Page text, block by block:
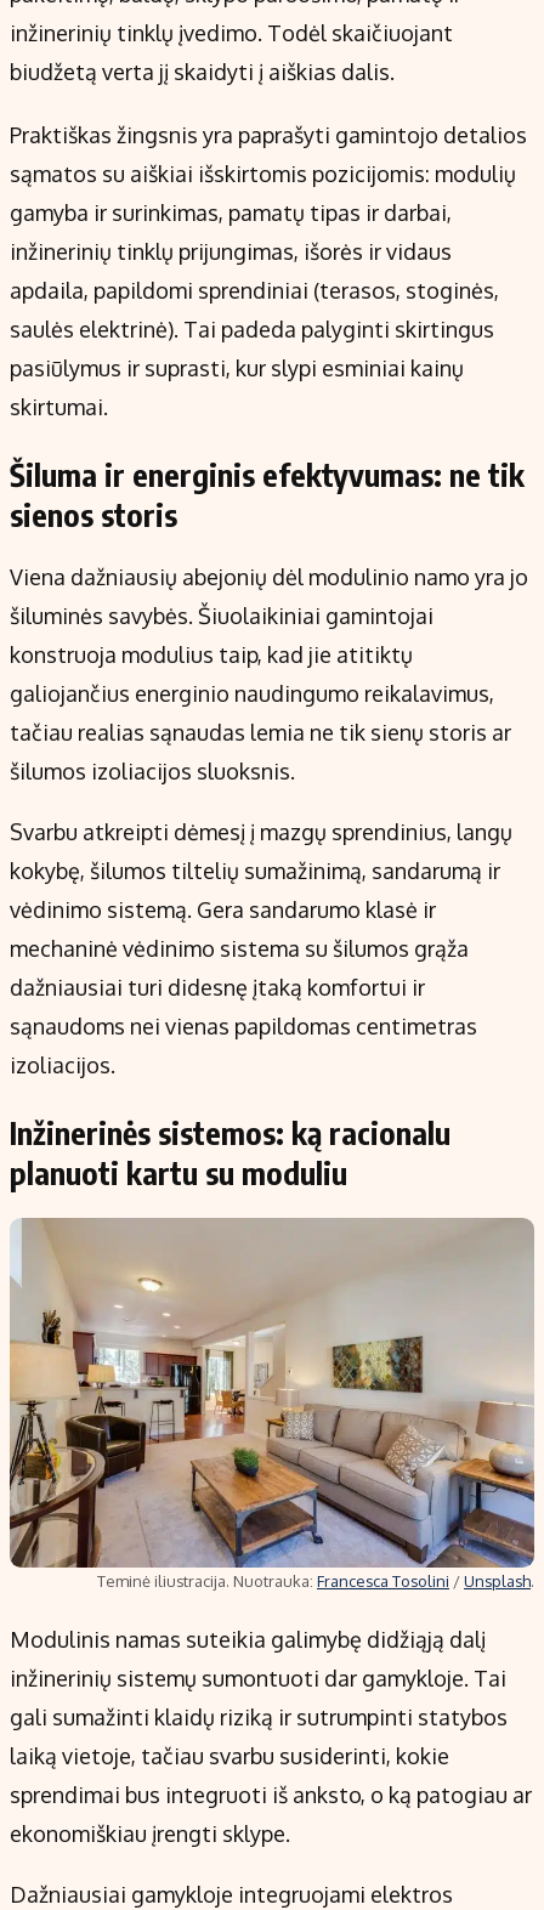
inžinerinių tinklų įvedimo. Todėl skaičiuojant
biudžetą verta jį skaidyti į aiškias dalis.
Praktiškas žingsnis yra paprašyti gamintojo detalios
sąmatos su aiškiai išskirtomis pozicijomis: modulių
gamyba ir surinkimas, pamatų tipas ir darbai,
inžinerinių tinklų prijungimas, išorės ir vidaus
apdaila, papildomi sprendiniai (terasos, stoginės,
saulės elektrinė). Tai padeda palyginti skirtingus
pasiūlymus ir suprasti, kur slypi esminiai kainų
skirtumai.
Šiluma ir energinis efektyvumas: ne tik
sienos storis
Viena dažniausių abejonių dėl modulinio namo yra jo
šiluminės savybės. Šiuolaikiniai gamintojai
konstruoja modulius taip, kad jie atitiktų
galiojančius energinio naudingumo reikalavimus,
tačiau realias sąnaudas lemia ne tik sienų storis ar
šilumos izoliacijos sluoksnis.
Svarbu atkreipti dėmesį į mazgų sprendinius, langų
kokybę, šilumos tiltelių sumažinimą, sandarumą ir
vėdinimo sistemą. Gera sandarumo klasė ir
mechaninė vėdinimo sistema su šilumos grąža
dažniausiai turi didesnę įtaką komfortui ir
sąnaudoms nei vienas papildomas centimetras
izoliacijos.
Inžinerinės sistemos: ką racionalu
planuoti kartu su moduliu
Teminė iliustracija. Nuotrauka: Francesca Tosolini /Unsplash.
Modulinis namas suteikia galimybę didžiąją dalį
inžinerinių sistemų sumontuoti dar gamykloje. Tai
gali sumažinti klaidų riziką ir sutrumpinti statybos
laiką vietoje, tačiau svarbu susiderinti, kokie
sprendimai bus integruoti iš anksto, o ką patogiau ar
ekonomiškiau įrengti sklype.
Dažniausiai gamykloje integruojami elektros